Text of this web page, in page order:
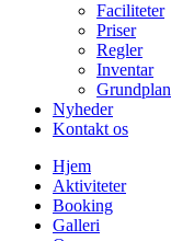
Faciliteter
Priser
Regler
Inventar
Grundplan
Nyheder
Kontakt os
Hjem
Aktiviteter
Booking
Galleri